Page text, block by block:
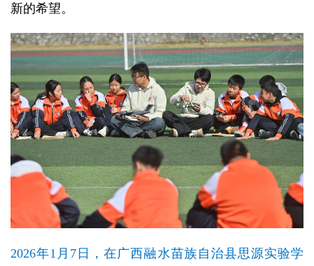
新的希望。
2026年1月7日，在广西融水苗族自治县思源实验学